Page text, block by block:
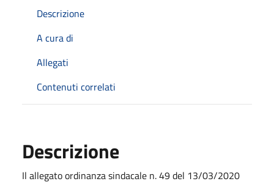
Descrizione
A cura di
Allegati
Contenuti correlati
Descrizione
Il allegato ordinanza sindacale n. 49 del 13/03/2020